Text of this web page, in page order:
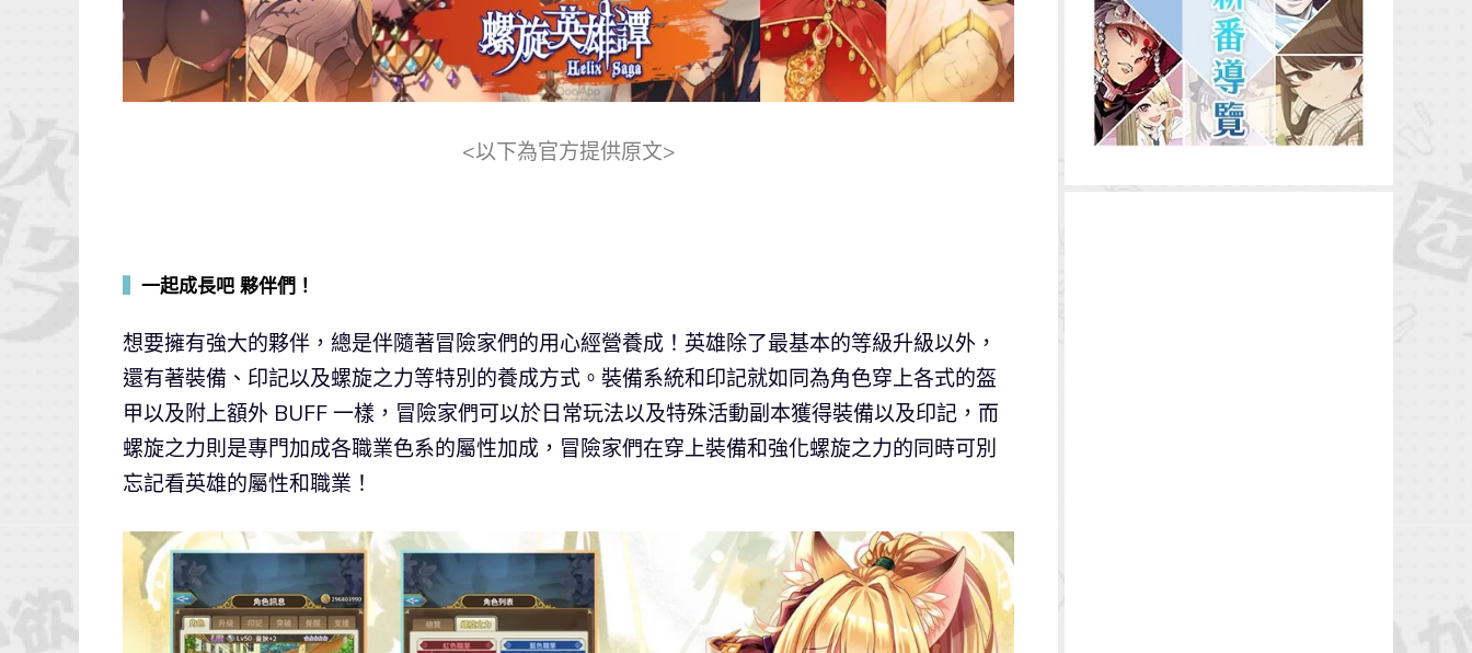
<以下為官方提供原文>
一起成長吧 夥伴們！
想要擁有強大的夥伴，總是伴隨著冒險家們的用心經營養成！英雄除了最基本的等級升級以外，
還有著裝備、印記以及螺旋之力等特別的養成方式。裝備系統和印記就如同為角色穿上各式的盔
甲以及附上額外 BUFF 一樣，冒險家們可以於日常玩法以及特殊活動副本獲得裝備以及印記，而
螺旋之力則是專門加成各職業色系的屬性加成，冒險家們在穿上裝備和強化螺旋之力的同時可別
忘記看英雄的屬性和職業！